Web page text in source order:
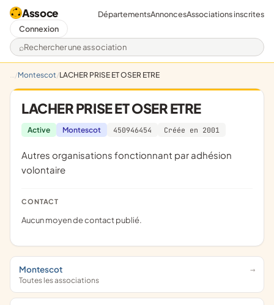
Assoce
Rechercher une association
DépartementsAnnoncesAssociations inscrites
Connexion
Montescot LACHER PRISE ET OSER ETRE
LACHER PRISE ET OSER ETRE
Active Montescot 450946454 Créée en 2001
Autres organisations fonctionnant par adhésion
volontaire
CONTACT
Aucun moyen de contact publié.
Montescot
Toutes les associations